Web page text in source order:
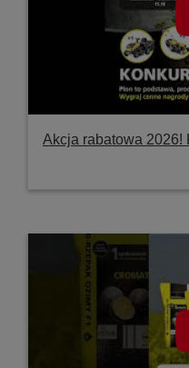
Akcja rabatowa 2026!